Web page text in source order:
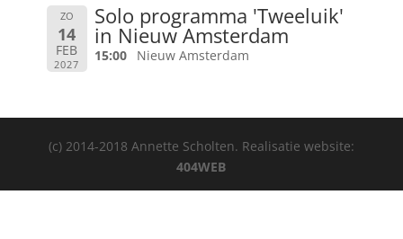
ZO
14
FEB
2027
Solo programma 'Tweeluik'
in Nieuw Amsterdam
15:00 Nieuw Amsterdam
(c) 2014-2018 Annette Scholten. Realisatie website:
404WEB